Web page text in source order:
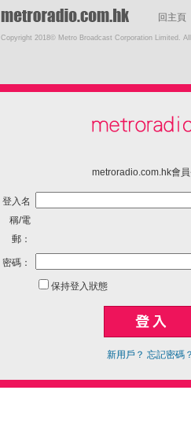
回主頁
Copyright 2018© Metro Broadcast Corporation Limited.
metroradio.com.hk會
登入名
稱/電
郵：
密碼：
保持登入狀態
新用戶？ 忘記密碼